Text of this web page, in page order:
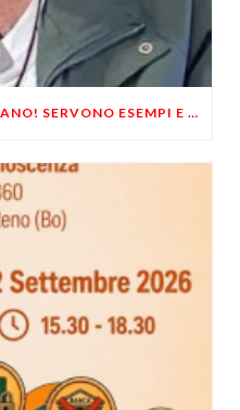
LIBERTÀ, LE IDEE NON BASTANO! SERVONO ESEMPI E UN PO’ DI COERENZA